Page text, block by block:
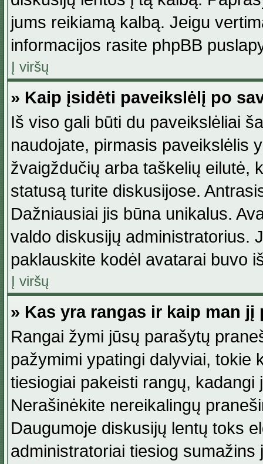
jums reikiamą kalbą. Jeigu
informacijos rasite phpBB
Į viršų
» Kaip įsidėti paveikslėlį po
Iš viso gali būti du paveikslėliai
naudojate, pirmasis paveikslėlis
žvaigždučių arba taškelių eilutė,
statusą turite diskusijose.
Dažniausiai jis būna unikalus.
valdo diskusijų administratorius.
paklauskite kodėl avatarai buvo
Į viršų
» Kas yra rangas ir kaip man jį
Rangai žymi jūsų parašytų
pažymimi ypatingi dalyviai, tokie
tiesiogiai pakeisti rangų,
Nerašinėkite nereikalingų
Daugumoje diskusijų lentų toks
administratoriai tiesiog